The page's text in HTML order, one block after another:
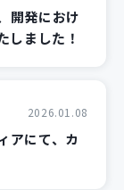
開発におけ
しました！
2026.01.08
アにて、カ